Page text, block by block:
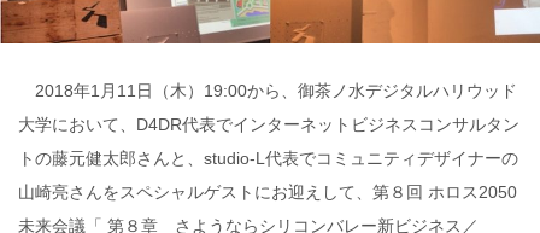
2018年1月11日（木）19:00から、御茶ノ水デジタルハリウッド
大学において、D4DR代表でインターネットビジネスコンサルタン
トの藤元健太郎さんと、studio-L代表でコミュニティデザイナーの
山崎亮さんをスペシャルゲストにお迎えして
、第８回 ホロス2050
未来会議「 第８章 さようならシリコンバレー新ビジネス／